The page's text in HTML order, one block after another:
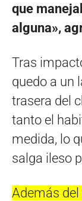
que
alguna»,
Tras
quedo a un
trasera del
tanto el
medida, lo
salga ileso
Además